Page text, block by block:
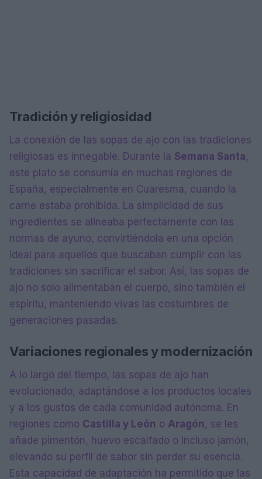
Tradición y religiosidad
La conexión de las sopas de ajo con las tradiciones
religiosas es innegable. Durante la Semana Santa,
este plato se consumía en muchas regiones de
España, especialmente en Cuaresma, cuando la
carne estaba prohibida. La simplicidad de sus
ingredientes se alineaba perfectamente con las
normas de ayuno, convirtiéndola en una opción
ideal para aquellos que buscaban cumplir con las
tradiciones sin sacrificar el sabor. Así, las sopas de
ajo no solo alimentaban el cuerpo, sino también el
espíritu, manteniendo vivas las costumbres de
generaciones pasadas.
Variaciones regionales y modernización
A lo largo del tiempo, las sopas de ajo han
evolucionado, adaptándose a los productos locales
y a los gustos de cada comunidad autónoma. En
regiones como Castilla y León o Aragón, se les
añade pimentón, huevo escalfado o incluso jamón,
elevando su perfil de sabor sin perder su esencia.
Esta capacidad de adaptación ha permitido que las